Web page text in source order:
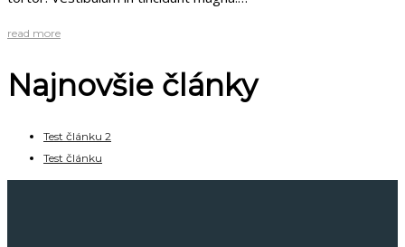
read more
Najnovšie články
Test článku 2
Test článku